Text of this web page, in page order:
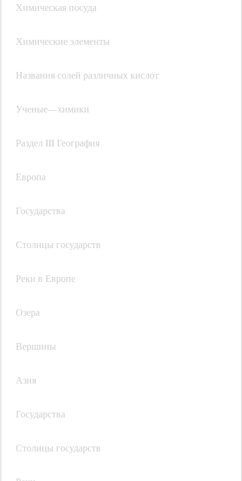
Химическая посуда
Химические элементы
Названия солей различных кислот
Ученые—химики
Раздел III География
Европа
Государства
Столицы государств
Реки в Европе
Озера
Вершины
Азия
Государства
Столицы государств